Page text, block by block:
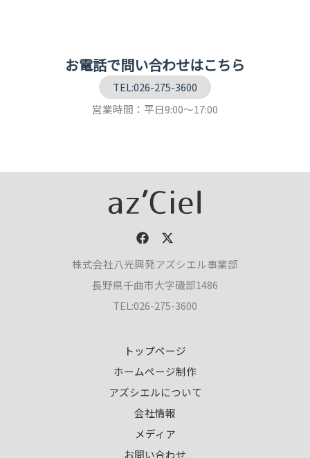
お電話で問い合わせはこちら
TEL:026-275-3600
営業時間：平日9:00～17:00
株式会社八光興発アズシエル事業部
長野県千曲市大字磯部1486
TEL:026-275-3600
トップページ
ホームページ制作
アズシエルについて
会社情報
メディア
お問い合わせ